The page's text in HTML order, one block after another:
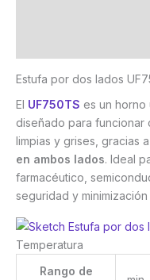
Estufa por dos lados
El UF750TS es un horno
diseñado para funcionar
limpias y grises, gracias
en ambos lados. Ideal
farmacéutico,
seguridad y
Temperatura
Rango de